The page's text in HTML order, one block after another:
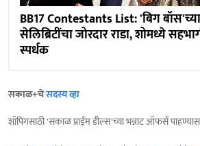
BB17 Contestants List: 'बिग बॉस'च्या
सेलिब्रिटींचा जोरदार राडा, शोमध्ये
स्पर्धक
सकाळ+चेसदस्य व्हा
शॉपिंगसाठी 'सकाळ प्राईम डील्स'च्या भन्नाट ऑफर्स